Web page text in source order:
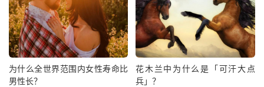
为什么全世界范围内女性寿命比
男性长？
花木兰中为什么是「可汗大点
兵」？